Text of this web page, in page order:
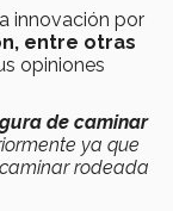
innovación por
entre otras
opiniones
de caminar
ya que
rodeada